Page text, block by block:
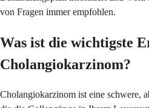
von Fragen immer empfohlen.
Was ist die wichtigste
Cholangiokarzinom?
Cholangiokarzinom ist eine schwere,